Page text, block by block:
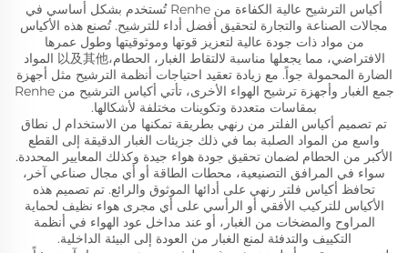
أكياس الترشيح عالية الكفاءة من Renhe تُستخدم بشكل أساسي في
مجالات الصناعة والتجارة لتحقيق أفضل أداء للترشيح. تُصنع هذه الأكياس
من مواد ذات جودة عالية لتعزيز قوتها وموثوقيتها وطول عمرها
الافتراضي، مما يجعلها مناسبة لالتقاط الغبار، الحطام،以及其他 المواد
الضارة المحمولة جواً. مع زيادة تعقيد احتياجات أنظمة الترشيح مثل أجهزة
جمع الغبار وأجهزة ترشيح الهواء الأخرى، تأتي أكياس الترشيح من Renhe
بمقاسات متعددة وتكوينات مختلفة لأشكالها.
تم تصميم أكياس الفلتر من رنهي بطريقة تمكنها من الاستخدام ل نطاق
واسع من المواد الصلبة بما في ذلك جزيئات الغبار الدقيقة إلى القطع
الأكبر من الحطام لضمان تحقيق جودة هواء جيدة وكذلك المعايير المحددة.
سواء في المرافق التصنيعية، محطات الطاقة أو أي مجال صناعي آخر،
تحافظ أكياس فلتر رنهي على أدائها الموثوق والرائع. تم تصميم هذه
الأكياس للتركيب الأفقي أو الرأسي على أي مجرى هواء نظيف لحماية
المراوح والمضخات من الغبار، أو عند مداخل عود الهواء في أنظمة
التكييف والتدفئة لمنع الغبار من العودة إلى البيئة الداخلية.